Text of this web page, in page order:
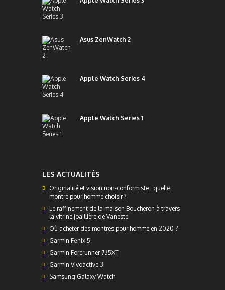
Asus ZenWatch 2
Apple Watch Series 4
Apple Watch Series 1
LES ACTUALITÉS
Originalité et vision non-conformiste : quelle
montre pour homme choisir ?
Le raffinement de la maison Boucheron à travers
la vitrine joaillière de Vaneste
Où acheter des montres pour homme en 2020 ?
Garmin Fēnix 5
Garmin Forerunner 735XT
Garmin Vivoactive 3
Samsung Galaxy Watch